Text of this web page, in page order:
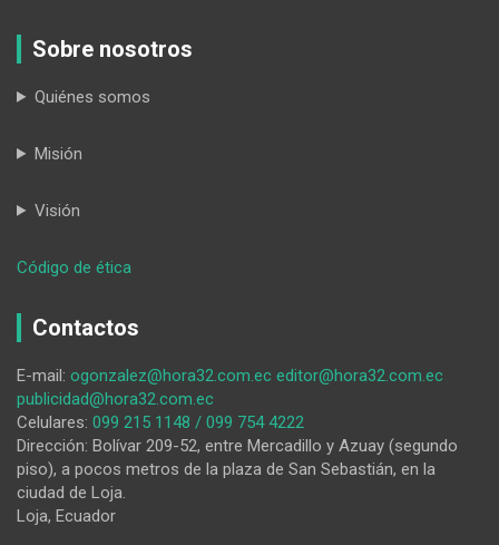
Sobre nosotros
Quiénes somos
Misión
Visión
Código de ética
inducida:
guion
para
el
desmantelamiento
de
Contactos
E-mail: ogonzalez@hora32.com.ec editor@hora32.com.ec
publicidad@hora32.com.ec
Celulares: 099 215 1148 / 099 754 4222
Dirección: Bolívar 209-52, entre Mercadillo y Azuay (segundo
piso), a pocos metros de la plaza de San Sebastián, en la
ciudad de Loja.
Loja, Ecuador